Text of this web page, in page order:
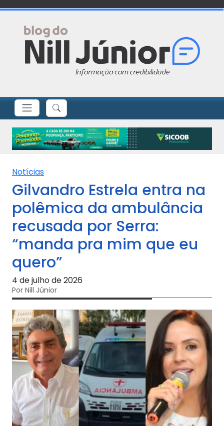
Notícias
Gilvandro Estrela entra na
polêmica da ambulância
recusada por Serra:
“manda pra mim que eu
quero”
4 de julho de 2026
Por Nill Júnior